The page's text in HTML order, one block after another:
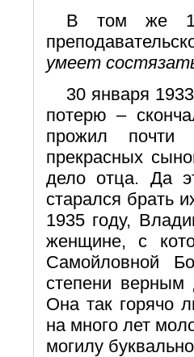
В том же
умеет
30 января
потерю –
прожил почти
прекрасных
дело отца. Да
старался брать
1935 году,
женщине, с
Самойловной
степени верным
Она так горячо
на много лет
могилу